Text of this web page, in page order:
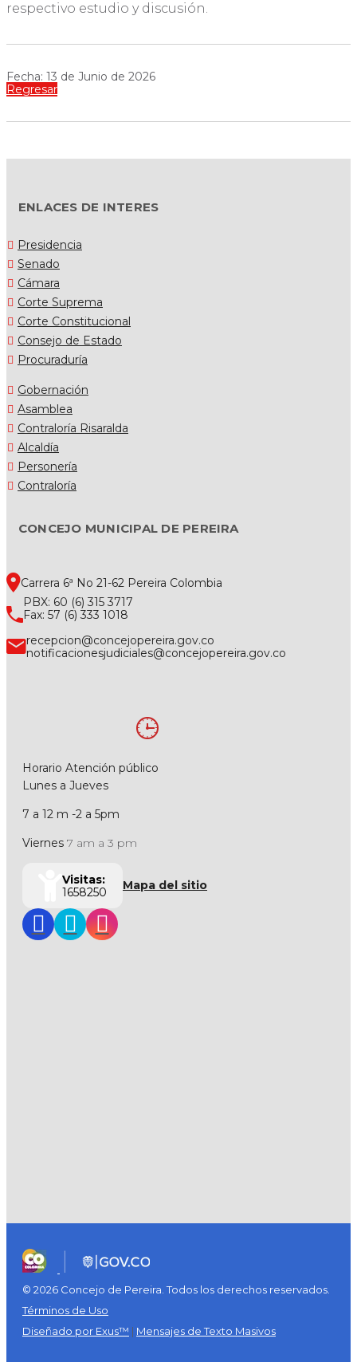
respectivo estudio y discusión.
Fecha: 13 de Junio de 2026
Regresar
ENLACES DE INTERES
Presidencia
Senado
Cámara
Corte Suprema
Corte Constitucional
Consejo de Estado
Procuraduría
Gobernación
Asamblea
Contraloría Risaralda
Alcaldía
Personería
Contraloría
CONCEJO MUNICIPAL DE PEREIRA
Carrera 6ª No 21-62 Pereira Colombia
PBX: 60 (6) 315 3717
Fax: 57 (6) 333 1018
recepcion@concejopereira.gov.co
notificacionesjudiciales@concejopereira.gov.co
Horario Atención público
Lunes a Jueves
7 a 12 m -2 a 5pm
Viernes 7 am a 3 pm
Visitas:
1658250
Mapa del sitio
© 2026 Concejo de Pereira. Todos los derechos reservados.
Términos de Uso
Diseñado por Exus™ | Mensajes de Texto Masivos